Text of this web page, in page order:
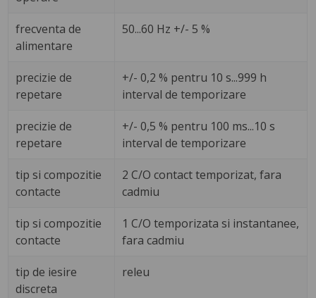
frecventa de
alimentare
50...60 Hz +/- 5 %
precizie de
repetare
+/- 0,2 % pentru 10 s...999 h
interval de temporizare
precizie de
repetare
+/- 0,5 % pentru 100 ms...10 s
interval de temporizare
tip si compozitie
contacte
2 C/O contact temporizat, fara
cadmiu
tip si compozitie
contacte
1 C/O temporizata si instantanee,
fara cadmiu
tip de iesire
discreta
releu